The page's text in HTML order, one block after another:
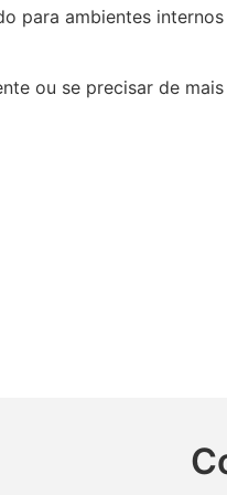
para ambientes
ou se precisar de mais